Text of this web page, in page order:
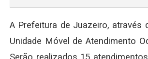
A Prefeitura de Juazeiro, através
Unidade Móvel de Atendimento